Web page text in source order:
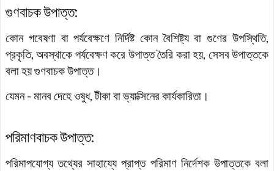
গুণবাচক উপাত্ত:
কোন গবেষণা বা পর্যবেক্ষণে নির্দিষ্ট কোন বৈশিষ্ট্য বা গুণের উপস্থিতি,
প্রকৃতি, অবস্থাকে পর্যবেক্ষণ করে উপাত্ত তৈরি করা হয়, সেসব উপাত্তকে
বলা হয় গুণবাচক উপাত্ত।
যেমন - মানব দেহে ওষুধ, টীকা বা ভ্যাক্সিনের কার্যকারিতা।
পরিমাণবাচক উপাত্ত:
পরিমাপযোগ্য তথ্যের সাহায্যে প্রাপ্ত পরিমাণ নির্দেশক উপাত্তকে বলা